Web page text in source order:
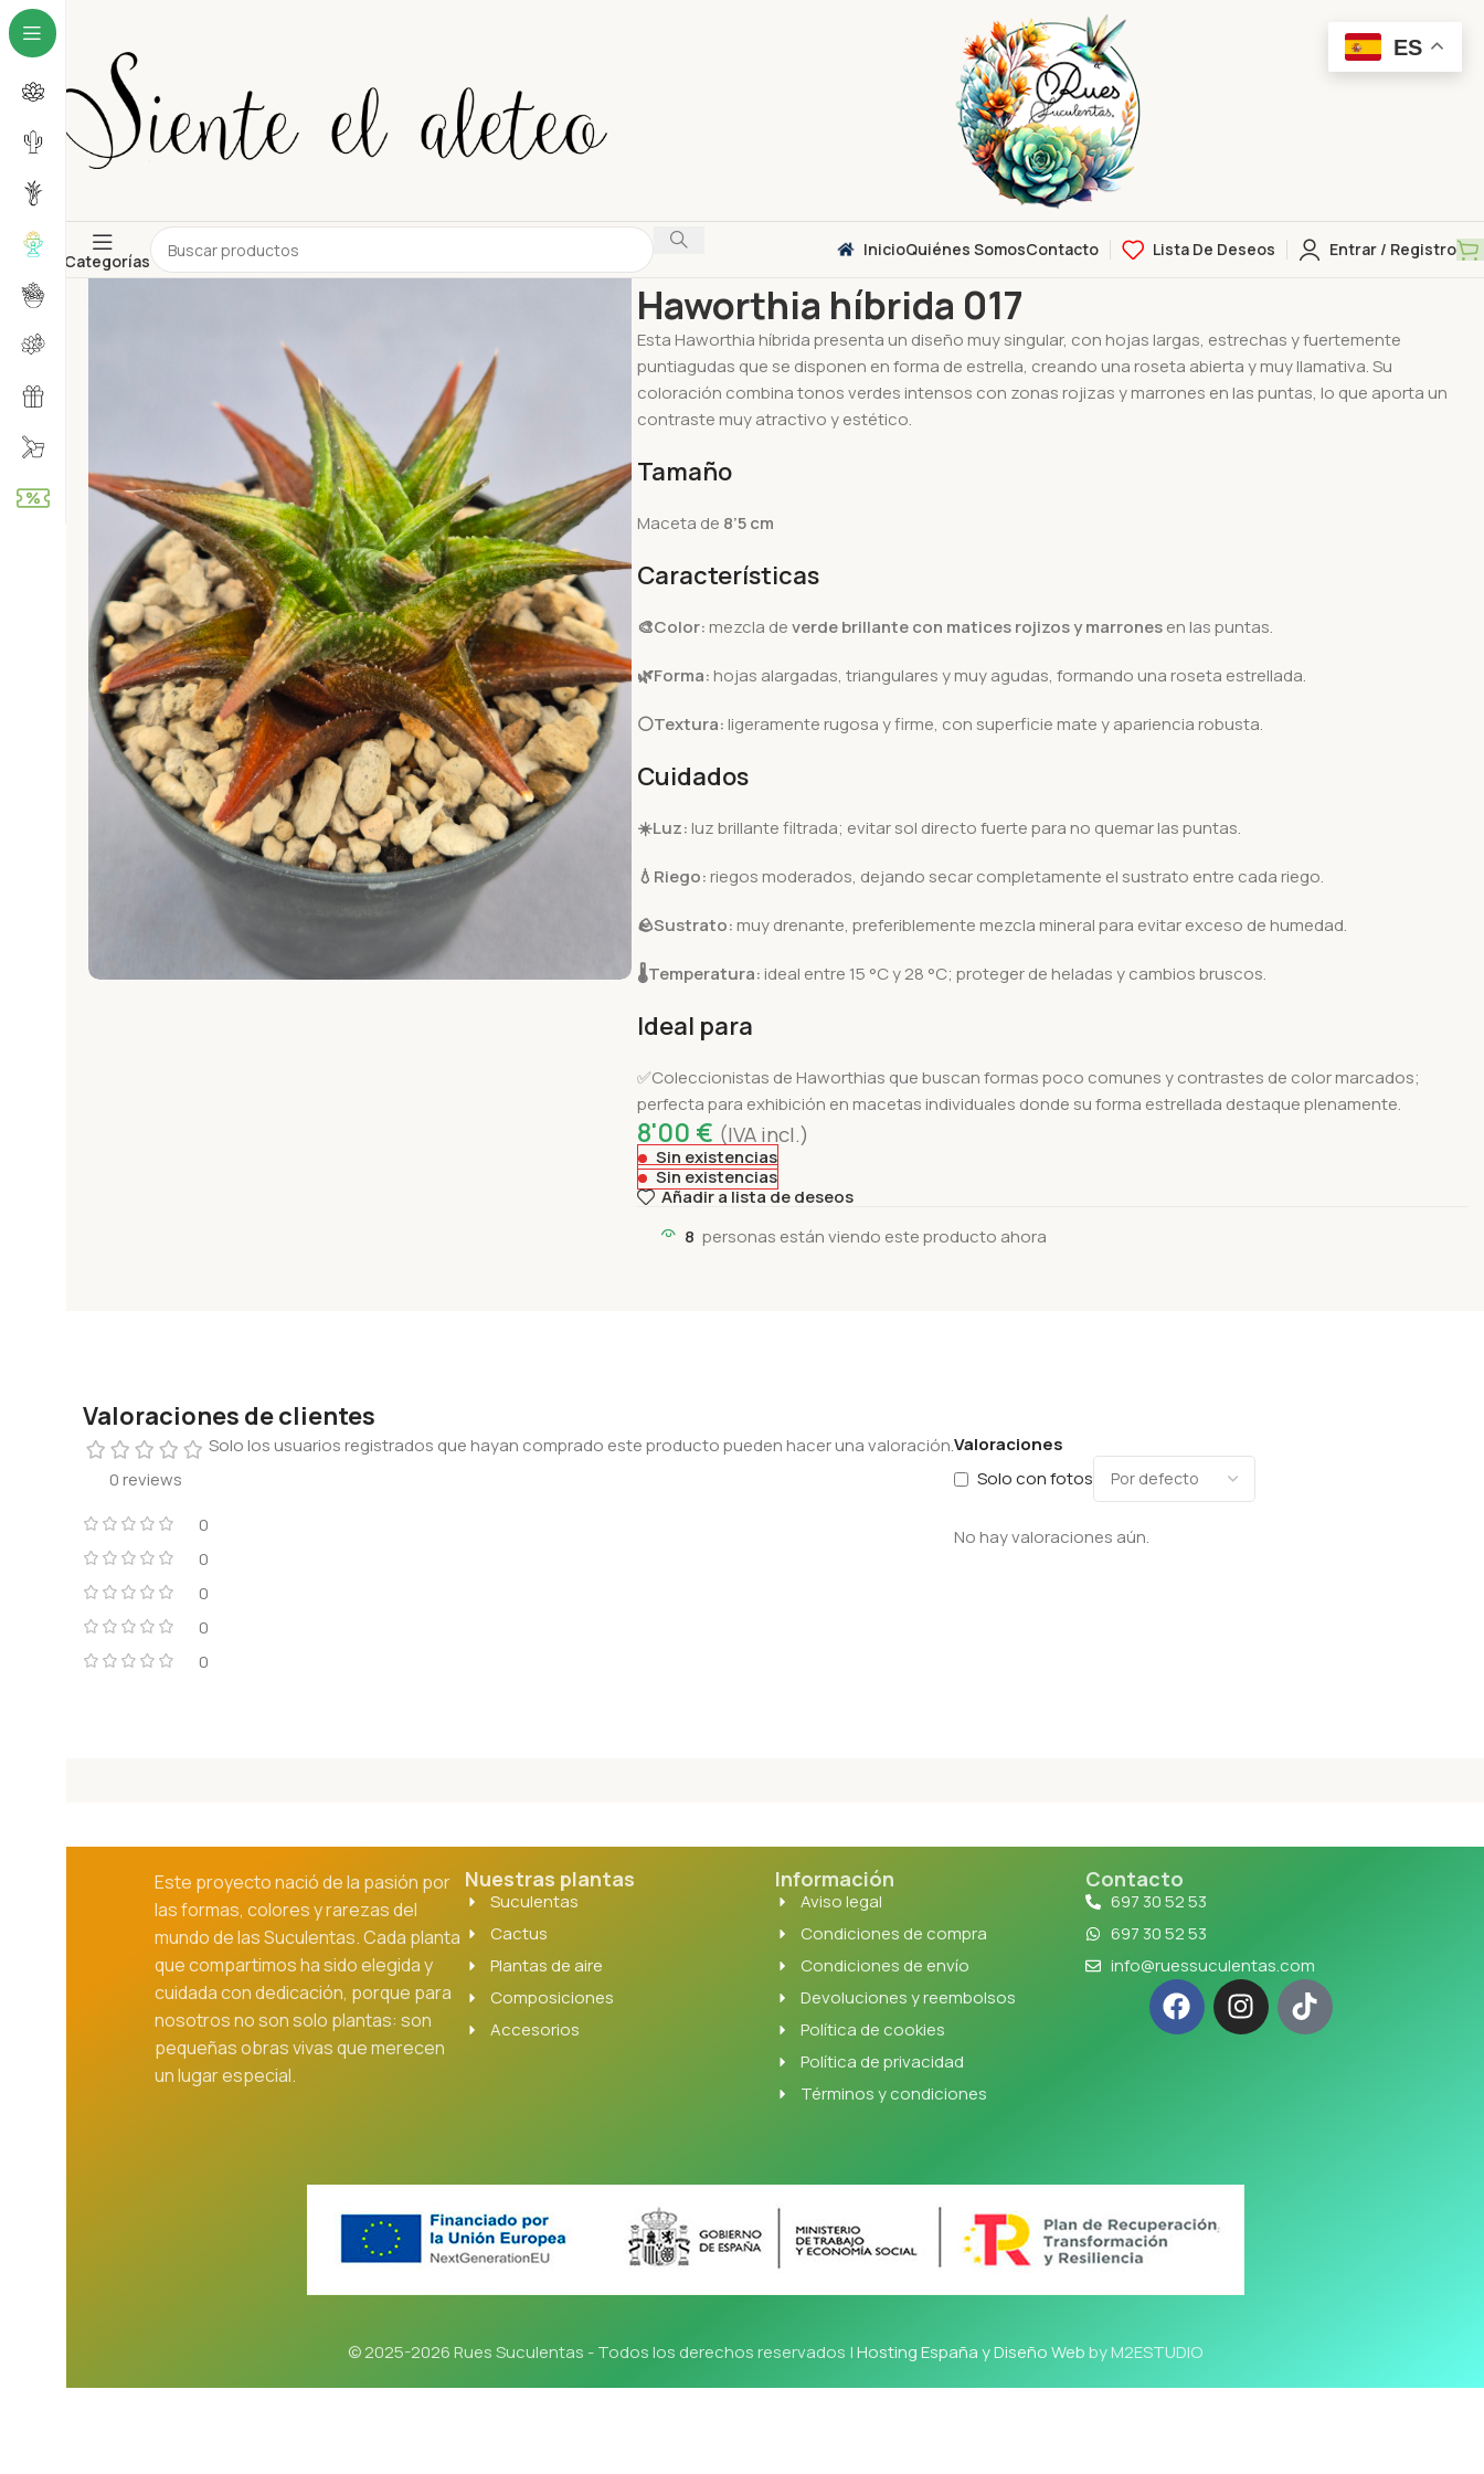
Categorías
InicioQuiénes SomosContacto Lista De Deseos Entrar / Registro
Inicio
Haworthia híbrida 017
Esta Haworthia híbrida presenta un diseño muy singular, con hojas largas, estrechas y fuertemente
puntiagudas que se disponen en forma de estrella, creando una roseta abierta y muy llamativa. Su
coloración combina tonos verdes intensos con zonas rojizas y marrones en las puntas, lo que aporta un
contraste muy atractivo y estético.
Tamaño
Maceta de 8’5 cm
Características
🎨Color: mezcla deverde brillante con matices rojizos y marronesen las puntas.
🌿Forma: hojas alargadas, triangulares y muy agudas, formando una roseta estrellada.
⚪Textura: ligeramente rugosa y firme, con superficie mate y apariencia robusta.
Cuidados
☀️Luz: luz brillante filtrada; evitar sol directo fuerte para no quemar las puntas.
💧 Riego: riegos moderados, dejando secar completamente el sustrato entre cada riego.
🪨Sustrato: muy drenante, preferiblemente mezcla mineral para evitar exceso de humedad.
🌡️Temperatura: ideal entre 15 °C y 28 °C; proteger de heladas y cambios bruscos.
Ideal para
✅Coleccionistas de Haworthias que buscan formas poco comunes y contrastes de color marcados;
perfecta para exhibición en macetas individuales donde su forma estrellada destaque plenamente.
8'00 € (IVA incl.)
Sin existencias
Sin existencias
Añadir a lista de deseos
8 personas están viendo este producto ahora
Valoraciones de clientes
0 reviews
0
0
0
0
0
Valoraciones
Solo con fotos
No hay valoraciones aún.
Solo los usuarios registrados que hayan comprado este producto pueden hacer una valoración.
Este proyecto nació de la pasión por
las formas, colores y rarezas del
mundo de las Suculentas. Cada planta
que compartimos ha sido elegida y
cuidada con dedicación, porque para
nosotros no son solo plantas: son
pequeñas obras vivas que merecen
un lugar especial.
Nuestras plantas
Suculentas
Cactus
Plantas de aire
Composiciones
Accesorios
Información
Aviso legal
Condiciones de compra
Condiciones de envío
Devoluciones y reembolsos
Política de cookies
Política de privacidad
Términos y condiciones
Contacto
697 30 52 53
697 30 52 53
info@ruessuculentas.com
© 2025-2026 Rues Suculentas - Todos los derechos reservados |Hosting España y Diseño Webby M2ESTUDIO
ES